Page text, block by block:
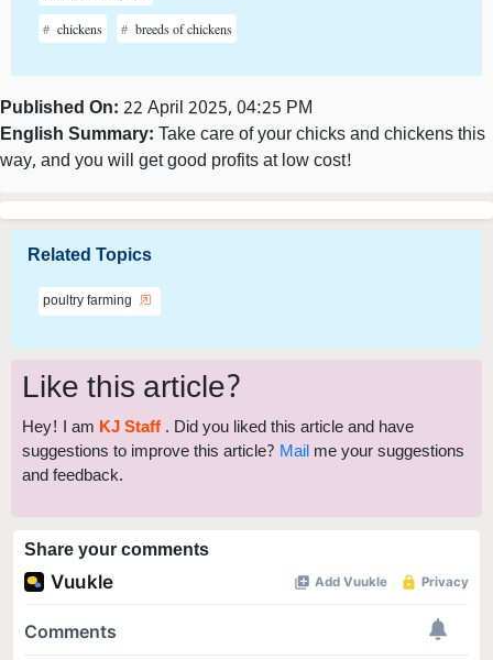
chickens breeds of chickens
Published On: 22 April 2025, 04:25 PM
English Summary: Take care of your chicks and chickens this
way, and you will get good profits at low cost!
Related Topics
poultry farming
Like this article?
Hey! I am KJ Staff . Did you liked this article and have
suggestions to improve this article? Mail me your suggestions
and feedback.
Share your comments